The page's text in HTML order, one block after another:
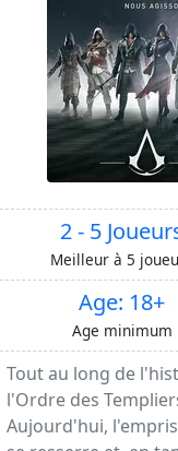
2 - 5
Meilleur à 5
Age: 18+
Age minimum
Tout au long de
l'Ordre des
Aujourd'hui,